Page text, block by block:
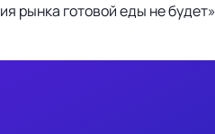
рынка готовой еды не будет»